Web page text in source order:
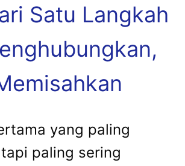
Satu Langkah
yang paling
paling sering